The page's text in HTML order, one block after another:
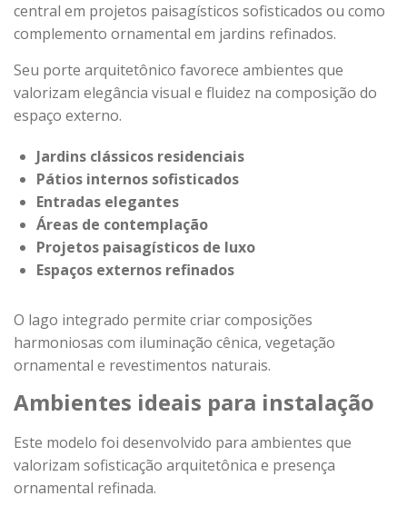
central em projetos paisagísticos sofisticados ou como
complemento ornamental em jardins refinados.
Seu porte arquitetônico favorece ambientes que
valorizam elegância visual e fluidez na composição do
espaço externo.
Jardins clássicos residenciais
Pátios internos sofisticados
Entradas elegantes
Áreas de contemplação
Projetos paisagísticos de luxo
Espaços externos refinados
O lago integrado permite criar composições
harmoniosas com iluminação cênica, vegetação
ornamental e revestimentos naturais.
Ambientes ideais para instalação
Este modelo foi desenvolvido para ambientes que
valorizam sofisticação arquitetônica e presença
ornamental refinada.